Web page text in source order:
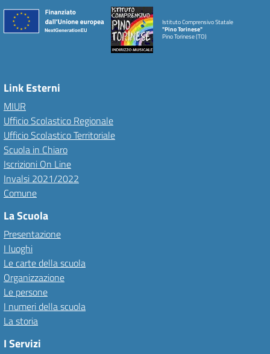
Istituto Comprensivo Statale
"Pino Torinese"
Pino Torinese (TO)
Link Esterni
MIUR
Ufficio Scolastico Regionale
Ufficio Scolastico Territoriale
Scuola in Chiaro
Iscrizioni On Line
Invalsi 2021/2022
Comune
La Scuola
Presentazione
I luoghi
Le carte della scuola
Organizzazione
Le persone
I numeri della scuola
La storia
I Servizi